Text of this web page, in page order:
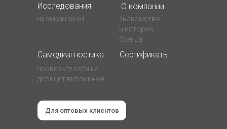
из мира науки
знакомство
и история
бренда
Исследования О компании
проверьте себя на
дефицит витаминов
Самодиагностика Сертификаты
Для оптовых клиентов